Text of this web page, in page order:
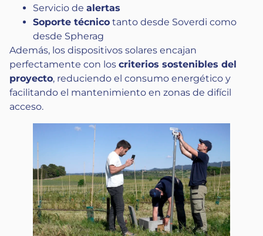
Servicio de alertas
Soporte técnico tanto desde Soverdi como
desde Spherag
Además, los dispositivos solares encajan
perfectamente con los criterios sostenibles del
proyecto, reduciendo el consumo energético y
facilitando el mantenimiento en zonas de difícil
acceso.